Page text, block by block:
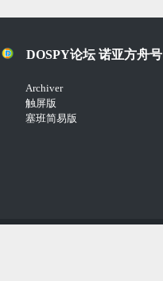
DOSPY论坛 诺亚方舟号
Archiver
触屏版
塞班简易版